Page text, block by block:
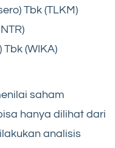
Tbk (TLKM)
Tbk (WIKA)
saham
hanya dilihat dari
analisis